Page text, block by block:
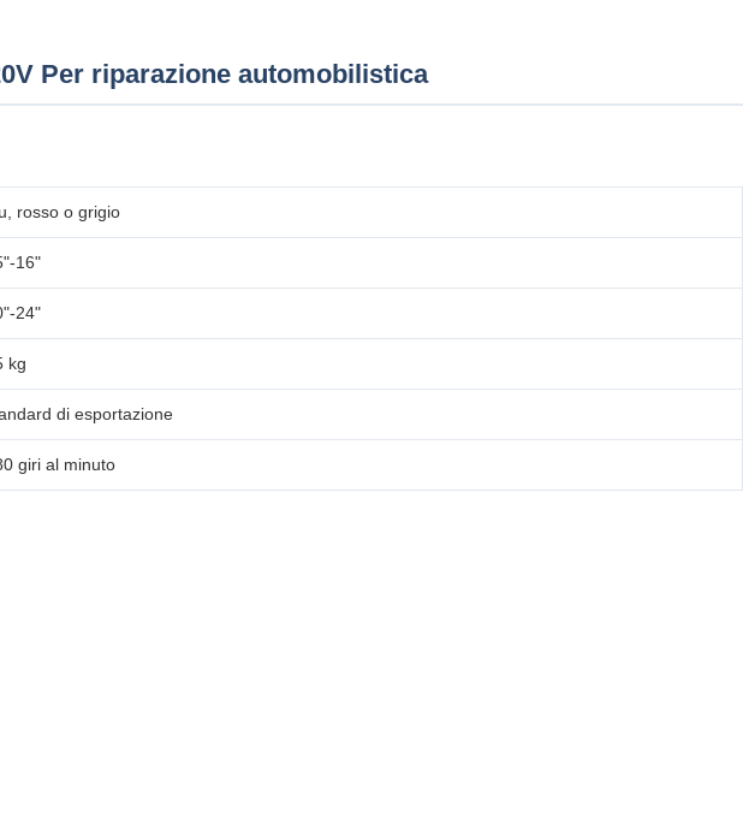
Per riparazione automobilistica
rosso o grigio
16"
24"
kg
di esportazione
giri al minuto